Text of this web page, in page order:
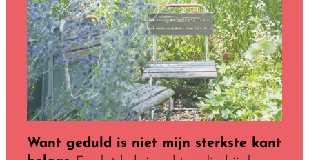
Want geduld is niet mijn sterkste kant